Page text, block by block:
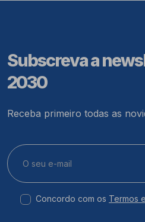
Subscreva a
2030
Receba primeiro todas as
Concordo com os Termos